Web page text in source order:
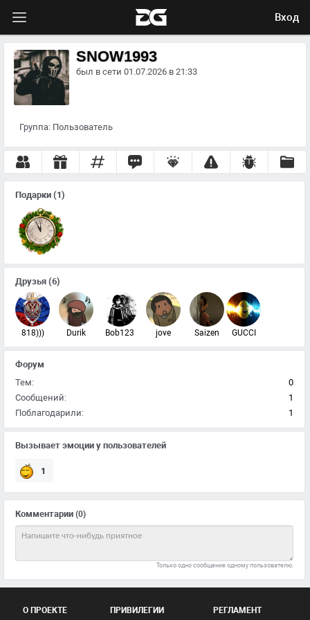
Вход
Группа: Пользователь
SNOW1993
был в сети 01.07.2026 в 21:33
Комментарии (0)
Только одно сообщение одному пользователю.
Подарки (1)
Друзья (6)
818))) Durik Bob123 jove Saizen GUCCI
Форум
Тем:
0
Сообщений:
1
Поблагодарили:
1
Вызывает эмоции у пользователей
1
О ПРОЕКТЕ ПРИВИЛЕГИИ РЕГЛАМЕНТ